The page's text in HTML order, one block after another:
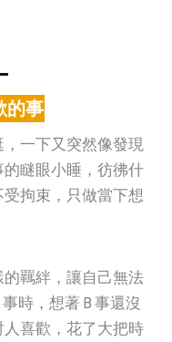
的事
一下又突然像發現
瞇眼小睡，彷彿什
拘束，只做當下想
羈絆，讓自己無法
時，想著 B 事還沒
喜歡，花了大把時